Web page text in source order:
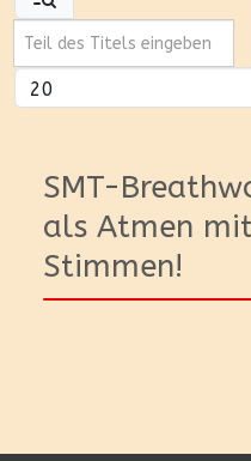
Anzeige #
SMT-
als Atmen
Stimmen!